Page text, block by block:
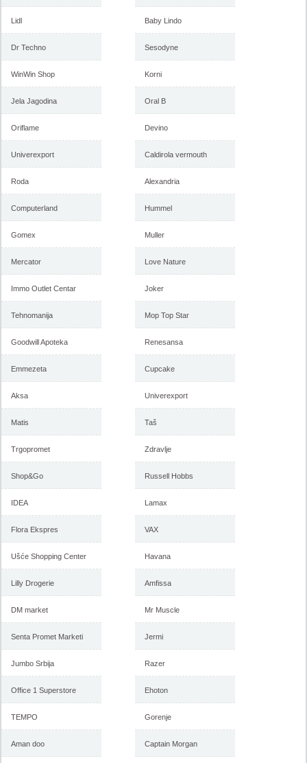
Lidl
Dr Techno
WinWin Shop
Jela Jagodina
Oriflame
Univerexport
Roda
Computerland
Gomex
Mercator
Immo Outlet Centar
Tehnomanija
Goodwill Apoteka
Emmezeta
Aksa
Matis
Trgopromet
Shop&Go
IDEA
Flora Ekspres
Ušće Shopping Center
Lilly Drogerie
DM market
Senta Promet Marketi
Jumbo Srbija
Office 1 Superstore
TEMPO
Aman doo
Baby Lindo
Sesodyne
Korni
Oral B
Devino
Caldirola vermouth
Alexandria
Hummel
Muller
Love Nature
Joker
Mop Top Star
Renesansa
Cupcake
Univerexport
Taš
Zdravlje
Russell Hobbs
Lamax
VAX
Havana
Amfissa
Mr Muscle
Jermi
Razer
Ehoton
Gorenje
Captain Morgan